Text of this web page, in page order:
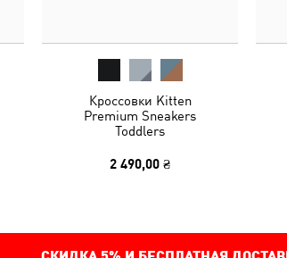
Кроссовки Kitten
Premium Sneakers
Toddlers
2 490,00 ₴